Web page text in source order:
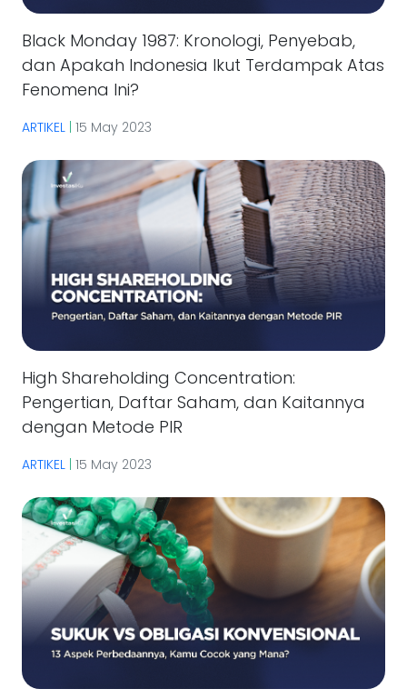
Black Monday 1987: Kronologi, Penyebab,
dan Apakah Indonesia Ikut Terdampak Atas
Fenomena Ini?
ARTIKEL | 15 May 2023
High Shareholding Concentration:
Pengertian, Daftar Saham, dan Kaitannya
dengan Metode PIR
ARTIKEL 15 May 2023